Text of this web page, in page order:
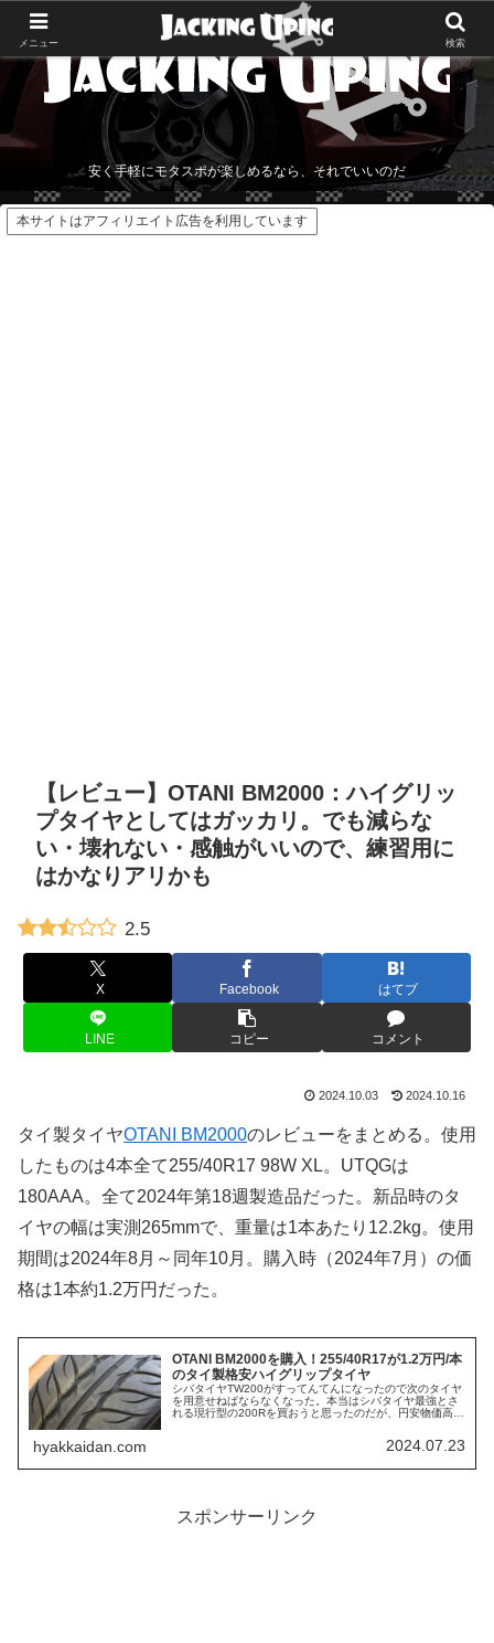
安く手軽にモタスポが楽しめるなら、それでいいのだ
本サイトはアフィリエイト広告を利用しています
【レビュー】OTANI BM2000：ハイグリッ
プタイヤとしてはガッカリ。でも減らな
い・壊れない・感触がいいので、練習用に
はかなりアリかも
2.5
X Facebook はてブ
LINE コピー コメント
2024.10.03 2024.10.16
タイ製タイヤOTANI BM2000のレビューをまとめる。使用
したものは4本全て255/40R17 98W XL。UTQGは
180AAA。全て2024年第18週製造品だった。新品時のタ
イヤの幅は実測265mmで、重量は1本あたり12.2kg。使用
期間は2024年8月～同年10月。購入時（2024年7月）の価
格は1本約1.2万円だった。
OTANI BM2000を購入！255/40R17が1.2万円/本
のタイ製格安ハイグリップタイヤ
シバタイヤTW200がすってんてんになったので次のタイヤ
を用意せねばならなくなった。本当はシバタイヤ最強とさ
れる現行型の200Rを買おうと思ったのだが、円安物価高の
hyakkaidan.com 2024.07.23
スポンサーリンク
メニュー 検索